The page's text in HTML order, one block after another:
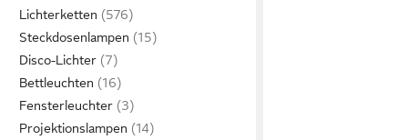
Lichterketten
Steckdosenlampen
Disco-Lichter
Bettleuchten
Fensterleuchter
Projektionslampen